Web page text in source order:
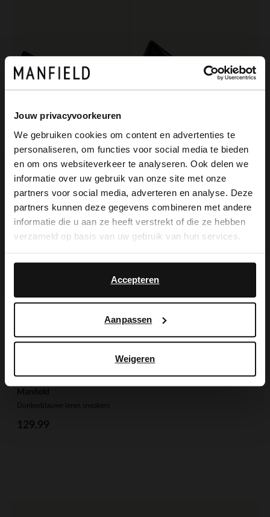
Jouw privacyvoorkeuren
We gebruiken cookies om content en advertenties te
personaliseren, om functies voor social media te bieden
en om ons websiteverkeer te analyseren. Ook delen we
informatie over uw gebruik van onze site met onze
partners voor social media, adverteren en analyse. Deze
partners kunnen deze gegevens combineren met andere
informatie die u aan ze heeft verstrekt of die ze hebben
verzameld op basis van uw gebruik van hun services.
Accepteren
Aanpassen
Weigeren
Zwarte leren pumps
119.98
71.99
Zwarte leren pumps
99.99
Manfield
Donkerblauwe leren sneakers
129.99
×
View this website in English?
It looks like your language isn't Dutch. Would
you like to switch to English?
English